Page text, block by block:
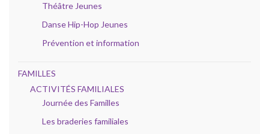
Théâtre Jeunes
Danse Hip-Hop Jeunes
Prévention et information
FAMILLES
ACTIVITÉS FAMILIALES
Journée des Familles
Les braderies familiales